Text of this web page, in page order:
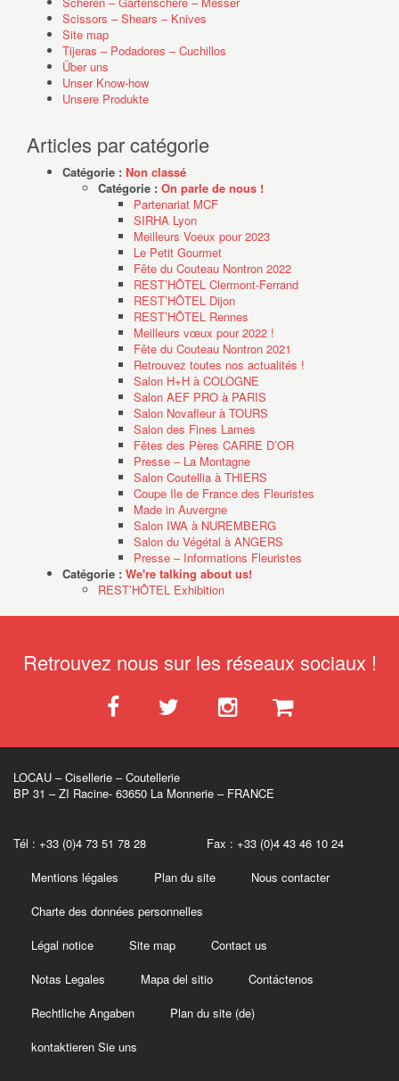
Scissors – Shears – Knives
Site map
Tijeras – Podadores – Cuchillos
Über uns
Unser Know-how
Unsere Produkte
Articles par catégorie
Catégorie : Non classé
Catégorie : On parle de nous !
Partenariat MCF
SIRHA Lyon
Meilleurs Voeux pour 2023
Le Petit Gourmet
Fête du Couteau Nontron 2022
REST’HÔTEL Clermont-Ferrand
REST’HÔTEL Dijon
REST’HÔTEL Rennes
Meilleurs vœux pour 2022 !
Fête du Couteau Nontron 2021
Retrouvez toutes nos actualités !
Salon H+H à COLOGNE
Salon AEF PRO à PARIS
Salon Novafleur à TOURS
Salon des Fines Lames
Fêtes des Pères CARRE D’OR
Presse – La Montagne
Salon Coutellia à THIERS
Coupe Ile de France des Fleuristes
Made in Auvergne
Salon IWA à NUREMBERG
Salon du Végétal à ANGERS
Presse – Informations Fleuristes
Catégorie : We're talking about us!
REST’HÔTEL Exhibition
Retrouvez nous sur les réseaux sociaux !
LOCAU – Cisellerie – Coutellerie
BP 31 – ZI Racine- 63650 La Monnerie – FRANCE
Tél : +33 (0)4 73 51 78 28 Fax : +33 (0)4 43 46 10 24
Mentions légales
Plan du site
Nous contacter
Charte des données personnelles
Légal notice
Site map
Contact us
Notas Legales
Mapa del sitio
Contáctenos
Rechtliche Angaben
Plan du site (de)
kontaktieren Sie uns